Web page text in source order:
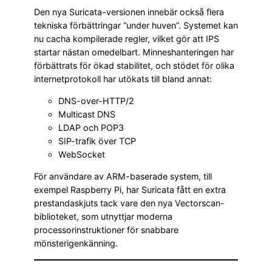
Den nya Suricata-versionen innebär också flera
tekniska förbättringar “under huven”. Systemet kan
nu cacha kompilerade regler, vilket gör att IPS
startar nästan omedelbart. Minneshanteringen har
förbättrats för ökad stabilitet, och stödet för olika
internetprotokoll har utökats till bland annat:
DNS-over-HTTP/2
Multicast DNS
LDAP och POP3
SIP-trafik över TCP
WebSocket
För användare av ARM-baserade system, till
exempel Raspberry Pi, har Suricata fått en extra
prestandaskjuts tack vare den nya Vectorscan-
biblioteket, som utnyttjar moderna
processorinstruktioner för snabbare
mönsterigenkänning.